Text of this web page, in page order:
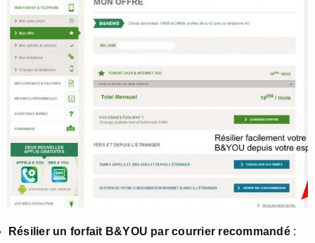
Résilier un forfait B&YOU par courrier recommandé: